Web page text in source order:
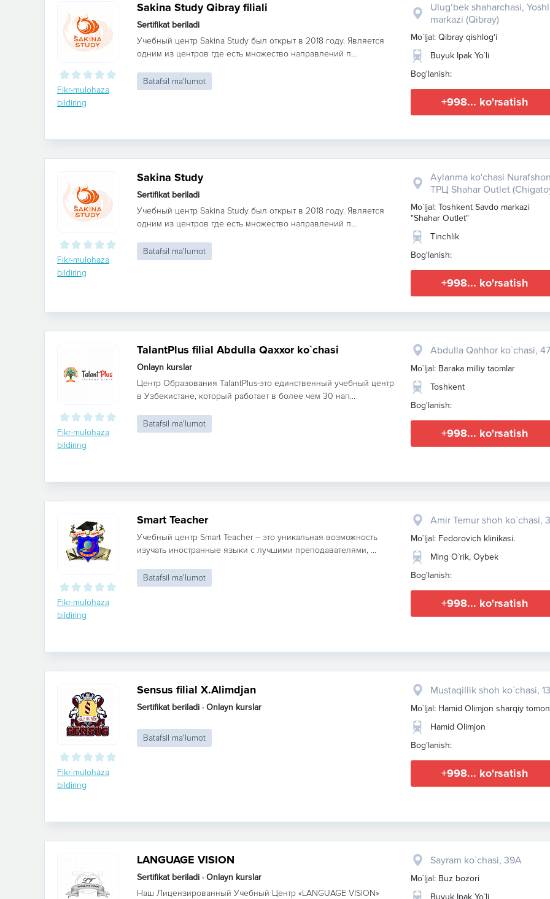
Fikr-mulohaza
bildiring
Sakina Study Qibray filiali
Sertifikat beriladi
Учебный центр Sakina Study был открыт в 2018 году. Является
одним из центров где есть множество направлений п...
Batafsil ma'lumot
Ulug‘bek shaharchasi,
markazi (Qibray)
Mo`ljal: Qibray qishlog'i
Buyuk Ipak Yo`li
Bog'lanish:
+998... ko'rsatish
Fikr-mulohaza
bildiring
Sakina Study
Sertifikat beriladi
Учебный центр Sakina Study был открыт в 2018 году. Является
одним из центров где есть множество направлений п...
Batafsil ma'lumot
Aylanma ko'chasi
ТРЦ Shahar Outlet
Mo`ljal: Toshkent Savdo markazi
"Shahar Outlet"
Tinchlik
Bog'lanish:
+998... ko'rsatish
Fikr-mulohaza
bildiring
TalantPlus filial Abdulla Qaxxor ko`chasi
Onlayn kurslar
Центр Образования TalantPlus-это единственный учебный центр
в Узбекистане, который работает в более чем 30 нап...
Batafsil ma'lumot
Abdulla Qahhor ko`chasi, 47
Mo`ljal: Baraka milliy taomlar
Toshkent
Bog'lanish:
+998... ko'rsatish
Fikr-mulohaza
bildiring
Smart Teacher
Учебный центр Smart Teacher – это уникальная возможность
изучать иностранные языки с лучшими преподавателями, ...
Batafsil ma'lumot
Amir Temur shoh ko`chasi,
Mo`ljal: Fedorovich klinikasi.
Ming O`rik, Oybek
Bog'lanish:
+998... ko'rsatish
Fikr-mulohaza
bildiring
Sensus filial X.Alimdjan
Sertifikat beriladi · Onlayn kurslar
Batafsil ma'lumot
Mustaqillik shoh ko`chasi,
Mo`ljal: Hamid Olimjon sharqiy tomon
Hamid Olimjon
Bog'lanish:
+998... ko'rsatish
LANGUAGE VISION
Sertifikat beriladi · Onlayn kurslar
Наш Лицензированный Учебный Центр «LANGUAGE VISION»
Sayram ko`chasi, 39A
Mo`ljal: Buz bozori
Buyuk Ipak Yo`li